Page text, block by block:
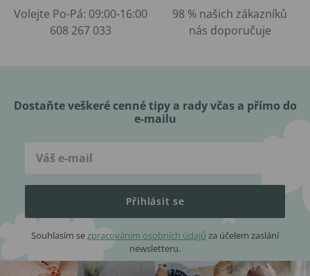
Volejte Po-Pá: 09:00-16:00
608 267 033
98 % našich zákazníků
nás doporučuje
Dostaňte veškeré cenné tipy a rady včas a přímo do
e-mailu
Přihlásit se
Souhlasím sezpracováním osobních údajů za účelem zaslání
newsletteru.